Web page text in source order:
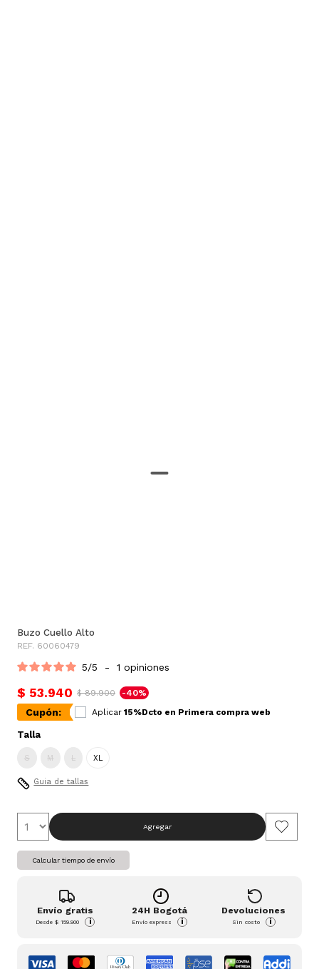
Buzo Cuello Alto
REF. 60060479
5/5 - 1 opiniones
$ 53.940 $ 89.900 -40%
Cupón: Aplicar 15%Dcto en Primera compra web
Talla
S M L XL
Guia de tallas
Agregar
Calcular tiempo de envío
Envío gratis
Desde$ 159.900 i
24H Bogotá
Envío express i
Devoluciones
Sin costo i